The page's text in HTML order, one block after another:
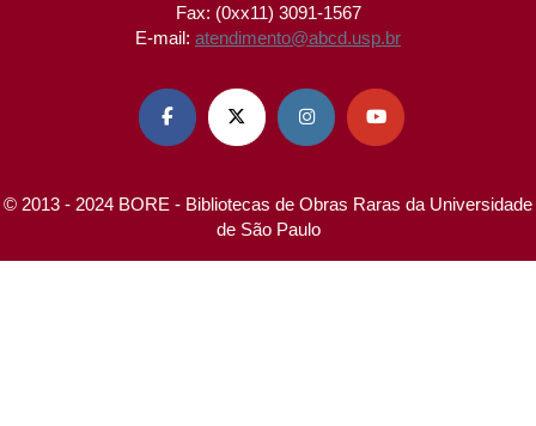
Fax: (0xx11) 3091-1567
E-mail: atendimento@abcd.usp.br
   
© 2013 - 2024 BORE - Bibliotecas de Obras Raras da Universidade
de São Paulo